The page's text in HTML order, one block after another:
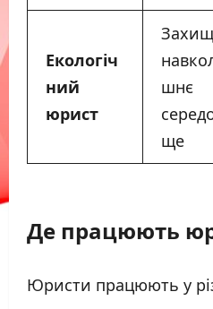
Екологіч
ний
юрист
шнє
ще
Де працюють
Юристи працюють у